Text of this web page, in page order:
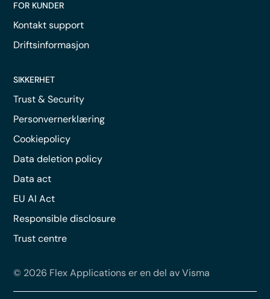
FOR KUNDER
Kontakt support
Driftsinformasjon
SIKKERHET
Trust & Security
Personvernerklæring
Cookiepolicy
Data deletion policy
Data act
EU AI Act
Responsible disclosure
Trust centre
© 2026 Flex Applications er en del av Visma